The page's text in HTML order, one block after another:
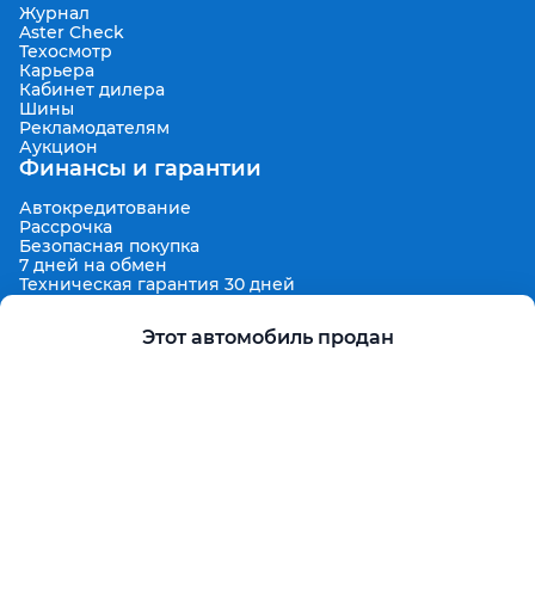
Этот автомобиль продан
Журнал
Aster Check
Техосмотр
Карьера
Кабинет дилера
Шины
Рекламодателям
Аукцион
Финансы и гарантии
Автокредитование
Рассрочка
Безопасная покупка
7 дней на обмен
Техническая гарантия 30 дней